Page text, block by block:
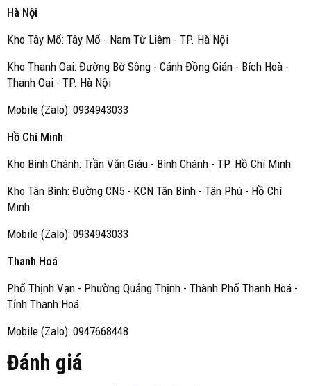
Hà Nội
Kho Tây Mổ: Tây Mổ - Nam Từ Liêm - TP. Hà Nội
Kho Thanh Oai: Đường Bờ Sông - Cánh Đồng Gián - Bích Hoà -
Thanh Oai - TP. Hà Nội
Mobile (Zalo): 0934943033
Hồ Chí Minh
Kho Bình Chánh: Trần Văn Giàu - Bình Chánh - TP. Hồ Chí Minh
Kho Tân Bình: Đường CN5 - KCN Tân Bình - Tân Phú - Hồ Chí
Minh
Mobile (Zalo): 0934943033
Thanh Hoá
Phố Thịnh Vạn - Phường Quảng Thịnh - Thành Phố Thanh Hoá -
Tỉnh Thanh Hoá
Mobile (Zalo): 0947668448
Đánh giá